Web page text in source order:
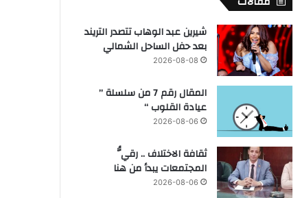
شيرين عبد الوهاب تتصدر التريند
بعد حفل الساحل الشمالي
2026-08-08
المقال رقم 7 من سلسلة ”
عيادة القلوب “
2026-08-06
ثقافة الاختلاف .. رقيُّ
المجتمعات يبدأ من هنا
2026-08-06